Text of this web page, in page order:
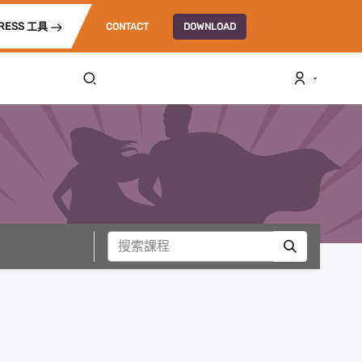
工具 CONTACT DOWNLOAD